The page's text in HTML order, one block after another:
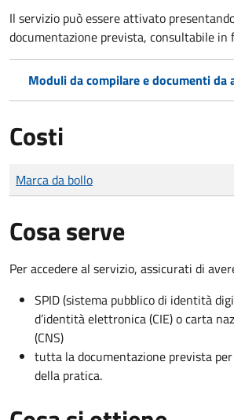
Il servizio può essere attivato
documentazione prevista, consultabile in
Moduli da compilare e documenti da
Costi
Tipo di pagamento
Importo
Marca da bollo
Cosa serve
Per accedere al servizio, assicurati di
SPID (sistema pubblico di identità
d’identità elettronica (CIE) o carta
(CNS)
tutta la documentazione prevista
della pratica.